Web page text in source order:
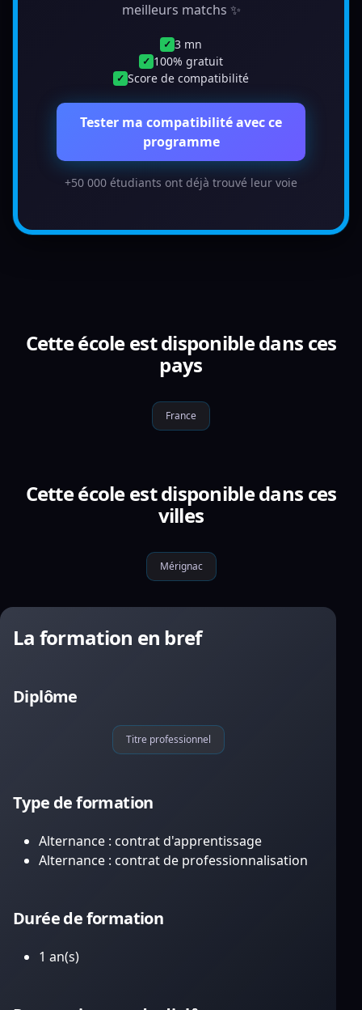
meilleurs matchs ✨
✓ 3 mn
✓ 100% gratuit
✓ Score de compatibilité
Tester ma compatibilité avec ce
programme
+50 000 étudiants ont déjà trouvé leur voie
Cette école est disponible dans ces
pays
France
Cette école est disponible dans ces
villes
Mérignac
La formation en bref
Diplôme
Titre professionnel
Type de formation
Alternance : contrat d'apprentissage
Alternance : contrat de professionnalisation
Durée de formation
1 an(s)